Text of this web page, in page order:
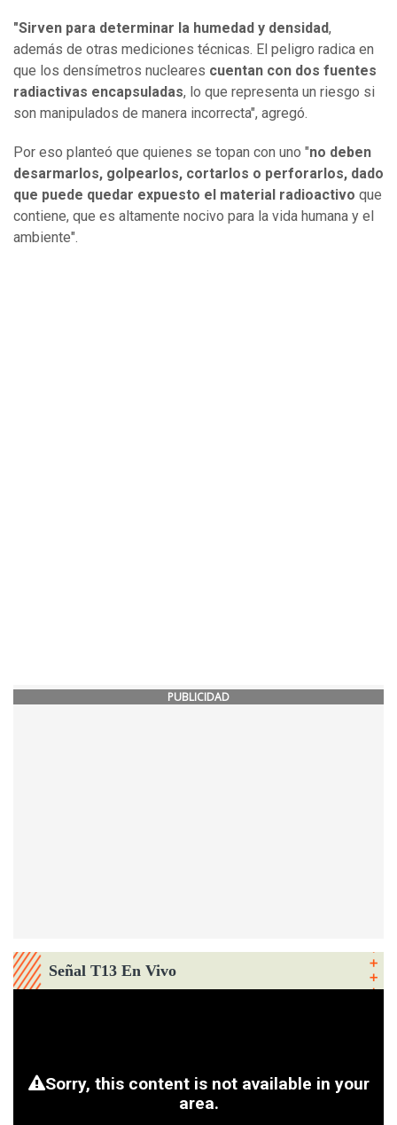
"Sirven para determinar la humedad y densidad,
además de otras mediciones técnicas. El peligro radica en
que los densímetros nucleares cuentan con dos fuentes
radiactivas encapsuladas, lo que representa un riesgo si
son manipulados de manera incorrecta", agregó.
Por eso planteó que quienes se topan con uno "no deben
desarmarlos, golpearlos, cortarlos o perforarlos, dado
que puede quedar expuesto el material radioactivo que
contiene, que es altamente nocivo para la vida humana y el
ambiente".
PUBLICIDAD
Señal T13 En Vivo